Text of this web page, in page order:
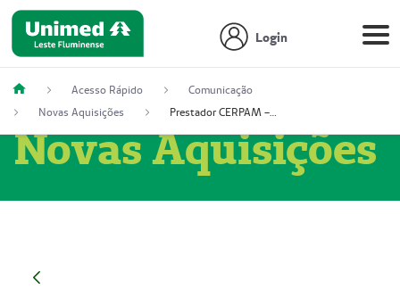
Login
Acesso Rápido
Comunicação
Novas Aquisições
Prestador CERPAM – Centro de Reabilitação S/S Ltda-ME (52004274-8)
Novas Aquisições